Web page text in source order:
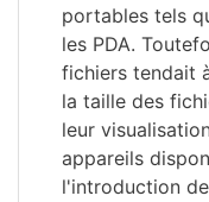
portables tels
les PDA.
fichiers tendait
la taille des
leur
appareils
l'introduction